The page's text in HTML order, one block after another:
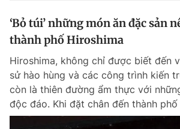
‘Bỏ túi’ những món ăn đặc sản
thành phố Hiroshima
Hiroshima, không chỉ được biết đến
sử hào hùng và các công trình kiến
còn là thiên đường ẩm thực với
độc đáo. Khi đặt chân đến thành phố